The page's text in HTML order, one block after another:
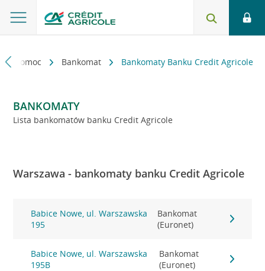
i pomoc Bankomat Bankomaty Banku Credit Agricole
BANKOMATY
Lista bankomatów banku Credit Agricole
Warszawa - bankomaty banku Credit Agricole
Babice Nowe, ul. Warszawska
195
Bankomat
(Euronet)
Babice Nowe, ul. Warszawska
195B
Bankomat
(Euronet)